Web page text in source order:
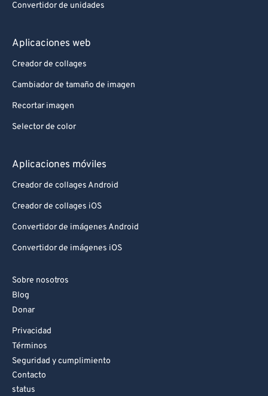
Convertidor de unidades
Aplicaciones web
Creador de collages
Cambiador de tamaño de imagen
Recortar imagen
Selector de color
Aplicaciones móviles
Creador de collages Android
Creador de collages iOS
Convertidor de imágenes Android
Convertidor de imágenes iOS
Sobre nosotros
Blog
Donar
Privacidad
Términos
Seguridad y cumplimiento
Contacto
status